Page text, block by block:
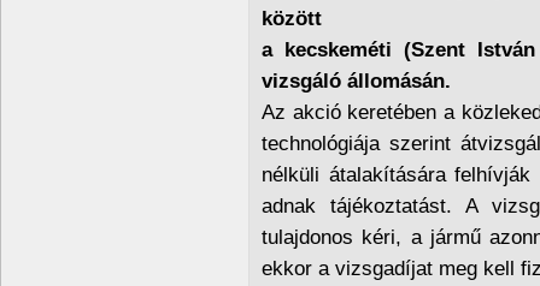
között
a kecskeméti (Szent
vizsgáló állomásán.
Az akció keretében a
technológiája szerint
nélküli átalakítására
adnak tájékoztatást. A
tulajdonos kéri, a jármű
ekkor a vizsgadíjat meg kell